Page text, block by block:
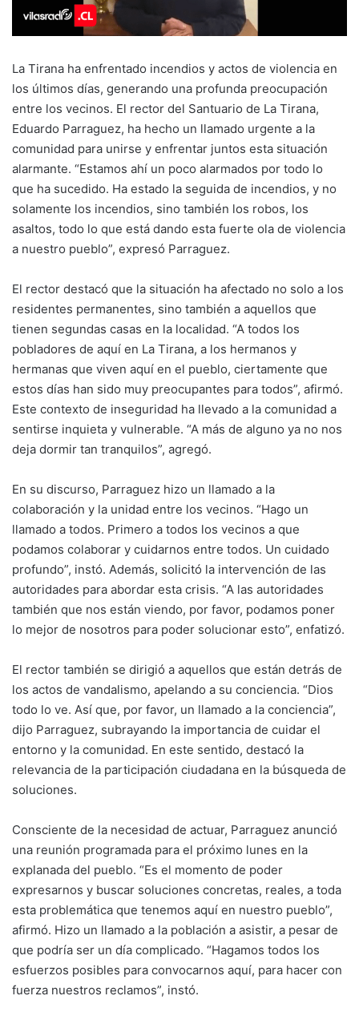
La Tirana ha enfrentado incendios y actos de violencia en
los últimos días, generando una profunda preocupación
entre los vecinos. El rector del Santuario de La Tirana,
Eduardo Parraguez, ha hecho un llamado urgente a la
comunidad para unirse y enfrentar juntos esta situación
alarmante. “Estamos ahí un poco alarmados por todo lo
que ha sucedido. Ha estado la seguida de incendios, y no
solamente los incendios, sino también los robos, los
asaltos, todo lo que está dando esta fuerte ola de violencia
a nuestro pueblo”, expresó Parraguez.
El rector destacó que la situación ha afectado no solo a los
residentes permanentes, sino también a aquellos que
tienen segundas casas en la localidad. “A todos los
pobladores de aquí en La Tirana, a los hermanos y
hermanas que viven aquí en el pueblo, ciertamente que
estos días han sido muy preocupantes para todos”, afirmó.
Este contexto de inseguridad ha llevado a la comunidad a
sentirse inquieta y vulnerable. “A más de alguno ya no nos
deja dormir tan tranquilos”, agregó.
En su discurso, Parraguez hizo un llamado a la
colaboración y la unidad entre los vecinos. “Hago un
llamado a todos. Primero a todos los vecinos a que
podamos colaborar y cuidarnos entre todos. Un cuidado
profundo”, instó. Además, solicitó la intervención de las
autoridades para abordar esta crisis. “A las autoridades
también que nos están viendo, por favor, podamos poner
lo mejor de nosotros para poder solucionar esto”, enfatizó.
El rector también se dirigió a aquellos que están detrás de
los actos de vandalismo, apelando a su conciencia. “Dios
todo lo ve. Así que, por favor, un llamado a la conciencia”,
dijo Parraguez, subrayando la importancia de cuidar el
entorno y la comunidad. En este sentido, destacó la
relevancia de la participación ciudadana en la búsqueda de
soluciones.
Consciente de la necesidad de actuar, Parraguez anunció
una reunión programada para el próximo lunes en la
explanada del pueblo. “Es el momento de poder
expresarnos y buscar soluciones concretas, reales, a toda
esta problemática que tenemos aquí en nuestro pueblo”,
afirmó. Hizo un llamado a la población a asistir, a pesar de
que podría ser un día complicado. “Hagamos todos los
esfuerzos posibles para convocarnos aquí, para hacer con
fuerza nuestros reclamos”, instó.